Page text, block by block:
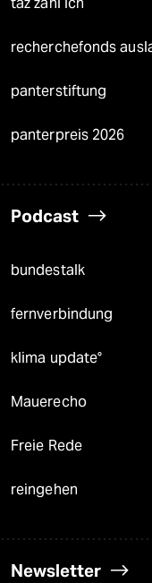
taz zahl ich
recherchefonds
panterstiftung
panterpreis 2026
Podcast
bundestalk
fernverbindung
klima update°
Mauerecho
Freie Rede
reingehen
Newsletter